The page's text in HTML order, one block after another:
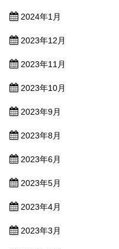
2024年1月
2023年12月
2023年11月
2023年10月
2023年9月
2023年8月
2023年6月
2023年5月
2023年4月
2023年3月